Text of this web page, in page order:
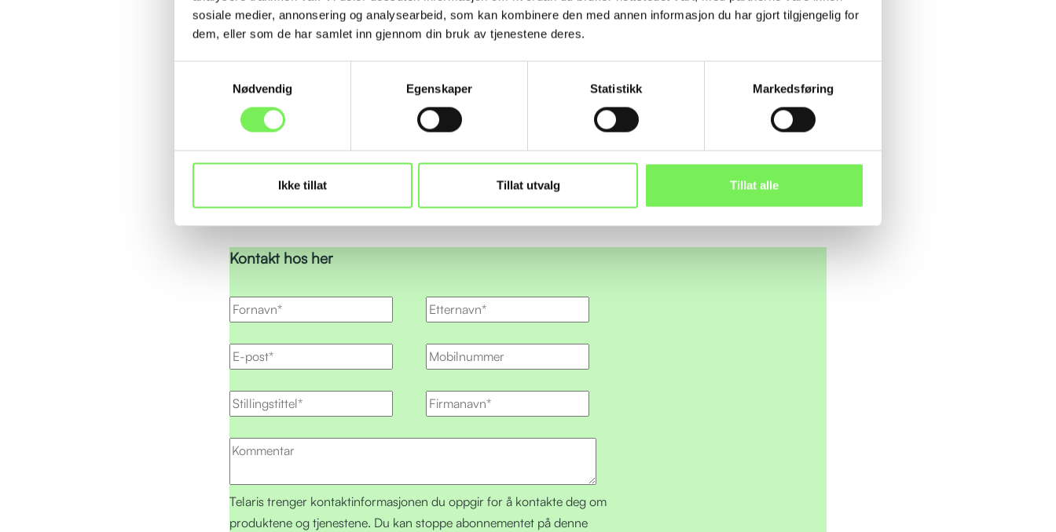
sosiale medier, annonsering og analysearbeid, som kan kombinere den med annen informasjon du har gjort tilgjengelig for
dem, eller som de har samlet inn gjennom din bruk av tjenestene deres.
Nødvendig
Egenskaper Statistikk Markedsføring
Ikke tillat Tillat utvalg Tillat alle
innen ERP, lagerstyring og logistikk.
innom for en kaffe og en prat! ☕
Kontakt oss for å avtale et møte!
Kontakt hos her
Telaris trenger kontaktinformasjonen du oppgir for å kontakte deg om
produktene og tjenestene. Du kan stoppe abonnementet på denne